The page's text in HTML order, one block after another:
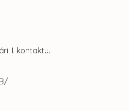
I. kontaktu.